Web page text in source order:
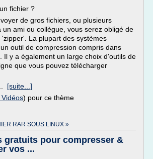
fichier ?
de gros fichiers, ou plusieurs
un ami ou collègue, vous serez obligé de
La plupart des systèmes
outil de compression compris dans
Il y a également un large choix d'outils de
que vous pouvez télécharger
[suite...]
Vidéos) pour ce thème
RAR SOUS LINUX »
gratuits pour compresser &
vos ...